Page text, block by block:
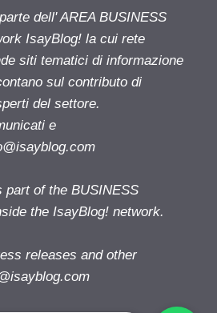
dell' AREA BUSINESS
IsayBlog! la cui rete
siti tematici di informazione
sul contributo di
del settore.
e
part of the BUSINESS
the IsayBlog! network.
releases and other